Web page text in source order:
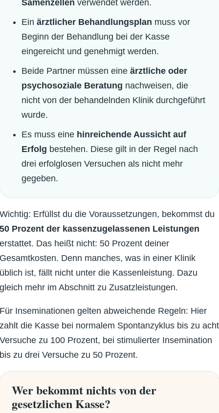
Samenzellen verwendet werden.
Einärztlicher Behandlungsplan muss vor
Beginn der Behandlung bei der Kasse
eingereicht und genehmigt werden.
Beide Partner müssen eineärztliche oder
psychosoziale Beratung nachweisen, die
nicht von der behandelnden Klinik durchgeführt
wurde.
Es muss eine hinreichende Aussicht auf
Erfolg bestehen. Diese gilt in der Regel nach
drei erfolglosen Versuchen als nicht mehr
gegeben.
Wichtig: Erfüllst du die Voraussetzungen, bekommst du
50 Prozent der kassenzugelassenen Leistungen
erstattet. Das heißt nicht: 50 Prozent deiner
Gesamtkosten. Denn manches, was in einer Klinik
üblich ist, fällt nicht unter die Kassenleistung. Dazu
gleich mehr im Abschnitt zu Zusatzleistungen.
Für Inseminationen gelten abweichende Regeln: Hier
zahlt die Kasse bei normalem Spontanzyklus bis zu acht
Versuche zu 100 Prozent, bei stimulierter Insemination
bis zu drei Versuche zu 50 Prozent.
Wer bekommt nichts von der
gesetzlichen Kasse?